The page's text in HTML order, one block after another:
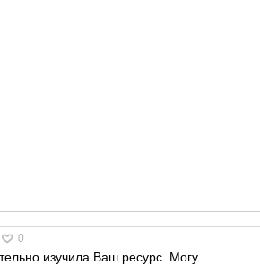
0
изучила Ваш ресурс. Могу